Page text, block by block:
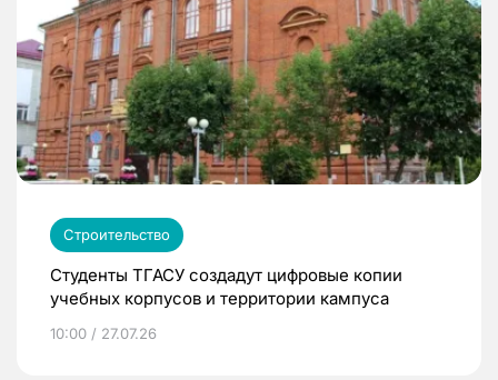
Строительство
Студенты ТГАСУ создадут цифровые копии
учебных корпусов и территории кампуса
10:00 / 27.07.26